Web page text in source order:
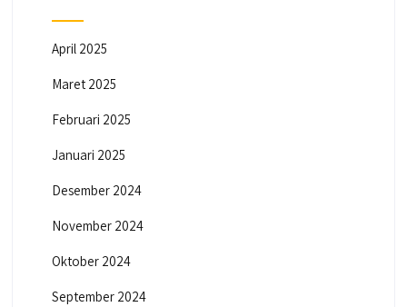
April 2025
Maret 2025
Februari 2025
Januari 2025
Desember 2024
November 2024
Oktober 2024
September 2024